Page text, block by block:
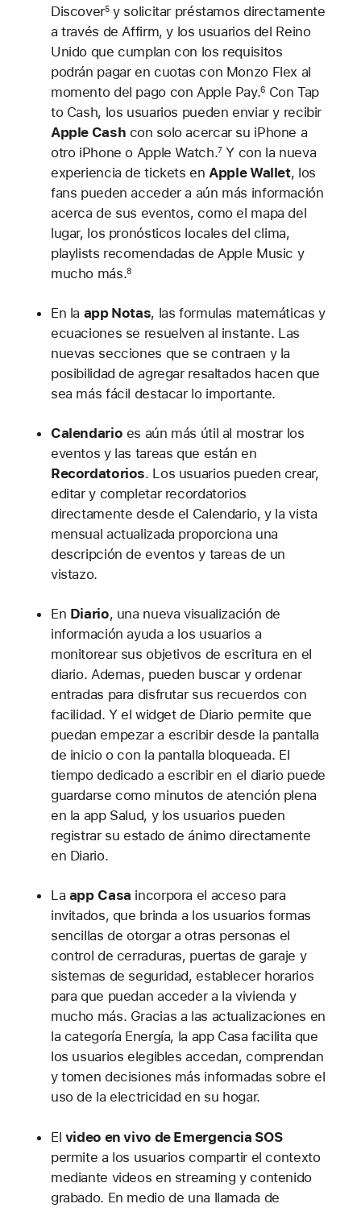
Discover5y solicitar préstamos directamente
a través de Affirm, y los usuarios del Reino
Unido que cumplan con los requisitos
podrán pagar en cuotas con Monzo Flex al
momento del pago con Apple Pay.6Con Tap
to Cash, los usuarios pueden enviar y recibir
Apple Cash con solo acercar su iPhone a
otro iPhone o Apple Watch.7Y con la nueva
experiencia de tickets en Apple Wallet, los
fans pueden acceder a aún más información
acerca de sus eventos, como el mapa del
lugar, los pronósticos locales del clima,
playlists recomendadas de Apple Music y
mucho más.8
En la app Notas, las formulas matemáticas y
ecuaciones se resuelven al instante. Las
nuevas secciones que se contraen y la
posibilidad de agregar resaltados hacen que
sea más fácil destacar lo importante.
Calendario es aún más útil al mostrar los
eventos y las tareas que están en
Recordatorios. Los usuarios pueden crear,
editar y completar recordatorios
directamente desde el Calendario, y la vista
mensual actualizada proporciona una
descripción de eventos y tareas de un
vistazo.
En Diario, una nueva visualización de
información ayuda a los usuarios a
monitorear sus objetivos de escritura en el
diario. Ademas, pueden buscar y ordenar
entradas para disfrutar sus recuerdos con
facilidad. Y el widget de Diario permite que
puedan empezar a escribir desde la pantalla
de inicio o con la pantalla bloqueada. El
tiempo dedicado a escribir en el diario puede
guardarse como minutos de atención plena
en la app Salud, y los usuarios pueden
registrar su estado de ánimo directamente
en Diario.
La app Casa incorpora el acceso para
invitados, que brinda a los usuarios formas
sencillas de otorgar a otras personas el
control de cerraduras, puertas de garaje y
sistemas de seguridad, establecer horarios
para que puedan acceder a la vivienda y
mucho más. Gracias a las actualizaciones en
la categoría Energía, la app Casa facilita que
los usuarios elegibles accedan, comprendan
y tomen decisiones más informadas sobre el
uso de la electricidad en su hogar.
El video en vivo de Emergencia SOS
permite a los usuarios compartir el contexto
mediante videos en streaming y contenido
grabado. En medio de una llamada de